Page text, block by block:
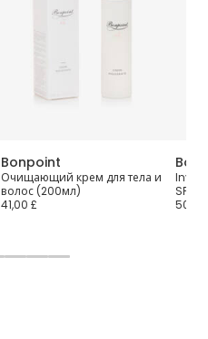
Bonpoint
Очищающий крем для тела и
волос (200мл)
41,00 £
50,00